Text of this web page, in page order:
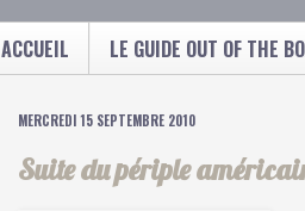
ACCUEIL LE GUIDE OUT OF THE
MERCREDI 15 SEPTEMBRE 2010
Suite du périple